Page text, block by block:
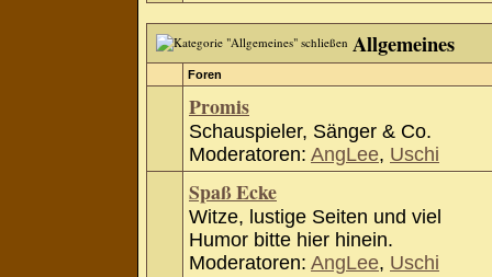
Allgemeines
Foren
Promis
Schauspieler, Sänger & Co.
Moderatoren: AngLee, Uschi
Spaß Ecke
Witze, lustige Seiten und viel
Humor bitte hier hinein.
Moderatoren: AngLee, Uschi